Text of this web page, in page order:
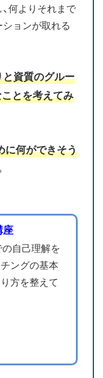
何よりそれまで
ョンが取れる
資質のグルー
とを考えてみ
に何ができそう
座
自己理解を
ングの基本
方を整えて